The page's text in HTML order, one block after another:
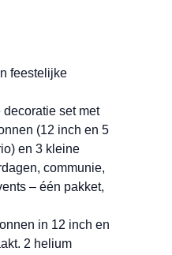
feestelijke
set met
(12 inch en 5
en 3 kleine
communie,
– één pakket,
in 12 inch en
2 helium